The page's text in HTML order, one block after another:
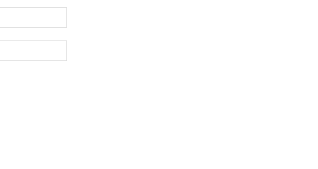
почта:*
Сайт: